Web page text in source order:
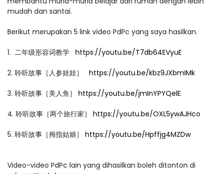
mudah dan santai.
Berikut merupakan 5 link video PdPc yang saya hasilkan.
1. 二年级形容词教学 https://youtu.be/T7db64EVyuE
2. 聆听故事［人参娃娃］ https://youtu.be/kbz9JXbmIMk
3. 聆听故事［美人鱼］ https://youtu.be/jmInYPYQelE
4. 聆听故事［两个旅行家］ https://youtu.be/OXL5ywAJHco
5. 聆听故事［拇指姑娘］ https://youtu.be/Hpffjg4MZDw
Video-video PdPc lain yang dihasilkan boleh ditonton di